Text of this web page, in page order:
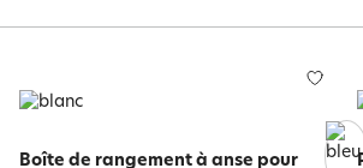
Boîte de rangement à anse pour